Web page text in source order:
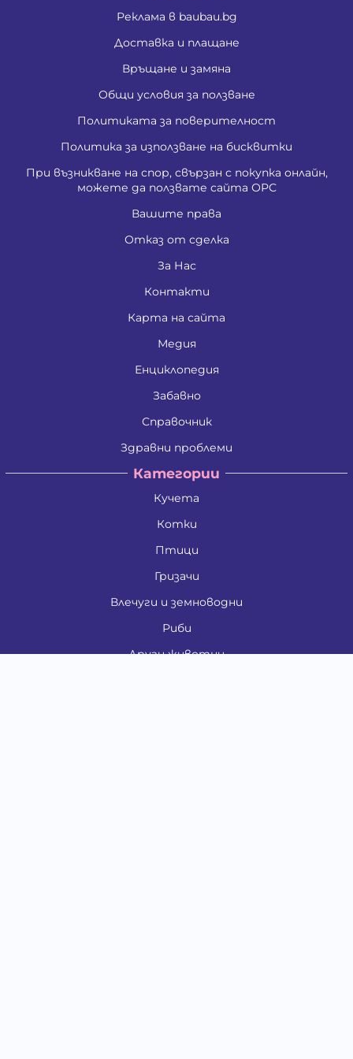
Реклама в baubau.bg
Доставка и плащане
Връщане и замяна
Общи условия за ползване
Политиката за поверителност
Политика за използване на бисквитки
При възникване на спор, свързан с покупка онлайн,
можете да ползвате сайта ОРС
Вашите права
Отказ от сделка
За Нас
Контакти
Карта на сайта
Медия
Енциклопедия
Забавно
Справочник
Здравни проблеми
Категории
Кучета
Котки
Птици
Гризачи
Влечуги и земноводни
Риби
Други животни